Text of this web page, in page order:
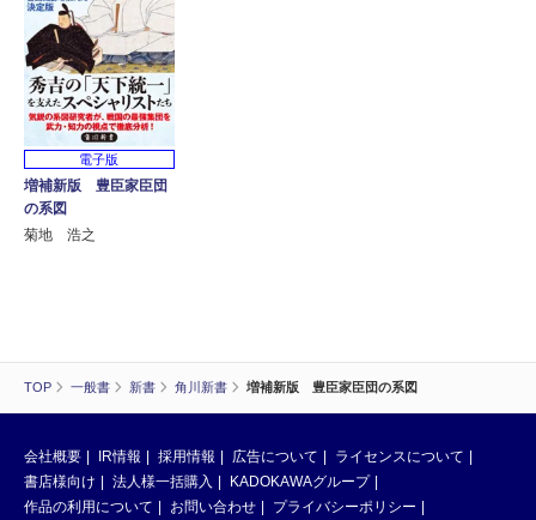
TOP 一般書 新書 角川新書 増補新版 豊臣家臣団の系図
電子版
増補新版 豊臣家臣団
の系図
菊地 浩之
会社概要 IR情報 採用情報 広告について
ライセンスについて
書店様向け
法人様一括購入
KADOKAWAグループ
作品の利用について
お問い合わせ プライバシーポリシー